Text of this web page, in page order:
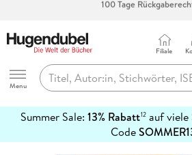
Abholung in über 100
Hugendubel
Menu
Filiale
Summer Sale: 13% Rabatt12auf viele
Code
erfahren